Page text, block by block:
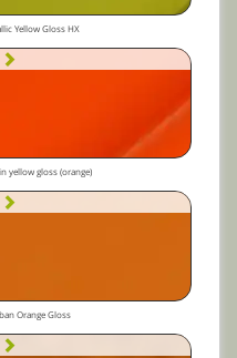
Yellow Gloss HX
yellow gloss (orange)
Orange Gloss